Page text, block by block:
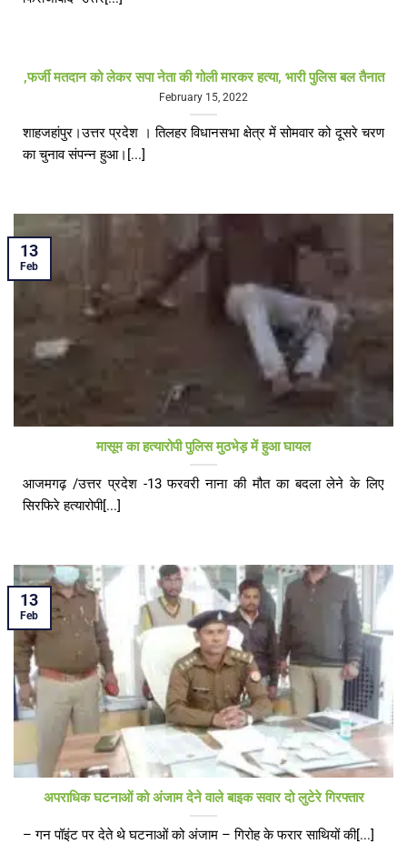
,फर्जी मतदान को लेकर सपा नेता की गोली मारकर हत्या, भारी पुलिस बल तैनात
February 15, 2022
शाहजहांपुर।उत्तर प्रदेश । तिलहर विधानसभा क्षेत्र में सोमवार को दूसरे चरण
का चुनाव संपन्न हुआ।[...]
मासूम का हत्यारोपी पुलिस मुठभेड़ में हुआ घायल
आजमगढ़ /उत्तर प्रदेश -13 फरवरी नाना की मौत का बदला लेने के लिए
सिरफिरे हत्यारोपी[...]
13
Feb
अपराधिक घटनाओं को अंजाम देने वाले बाइक सवार दो लुटेरे गिरफ्तार
– गन पॉइंट पर देते थे घटनाओं को अंजाम – गिरोह के फरार साथियों की[...]
13
Feb